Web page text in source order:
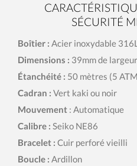
SÉCURITÉ
Boîtier : Acier inoxydable
Dimensions : 39mm de
Étanchéité : 50 mètres (5
Cadran : Vert kaki ou noir
Mouvement : Automatique
Calibre : Seiko NE86
Bracelet : Cuir perforé vieilli
Boucle : Ardillon